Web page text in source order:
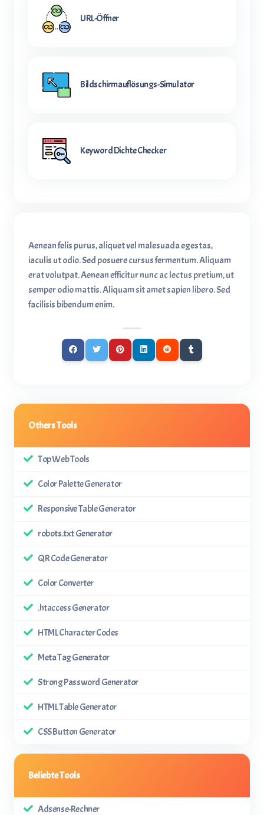
URL-Öffner
Bildschirmauflösungs-Simulator
Keyword Dichte Checker
Aenean felis purus, aliquet vel malesuada egestas,
iaculis ut odio. Sed posuere cursus fermentum. Aliquam
erat volutpat. Aenean efficitur nunc ac lectus pretium, ut
semper odio mattis. Aliquam sit amet sapien libero. Sed
facilisis bibendum enim.
Others Tools
Top Web Tools
Color Palette Generator
Responsive Table Generator
robots.txt Generator
QR Code Generator
Color Converter
.htaccess Generator
HTML Character Codes
Meta Tag Generator
Strong Password Generator
HTML Table Generator
CSS Button Generator
Beliebte Tools
Adsense-Rechner